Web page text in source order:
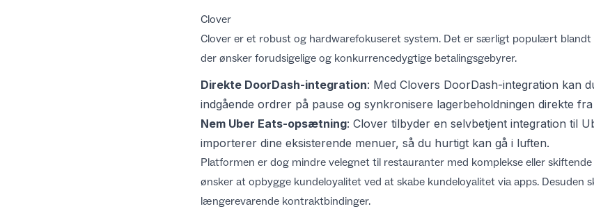
Clover
Clover er et robust og hardwarefokuseret system. Det er særligt populært blandt
der ønsker forudsigelige og konkurrencedygtige betalingsgebyrer.
Direkte DoorDash-integration: Med Clovers DoorDash-integration kan
indgående ordrer på pause og synkronisere lagerbeholdningen direkte
Nem Uber Eats-opsætning: Clover tilbyder en selvbetjent integration til
importerer dine eksisterende menuer, så du hurtigt kan gå i luften.
Platformen er dog mindre velegnet til restauranter med komplekse eller
ønsker at opbygge kundeloyalitet ved at skabe kundeloyalitet via apps. Desuden
længerevarende kontraktbindinger.